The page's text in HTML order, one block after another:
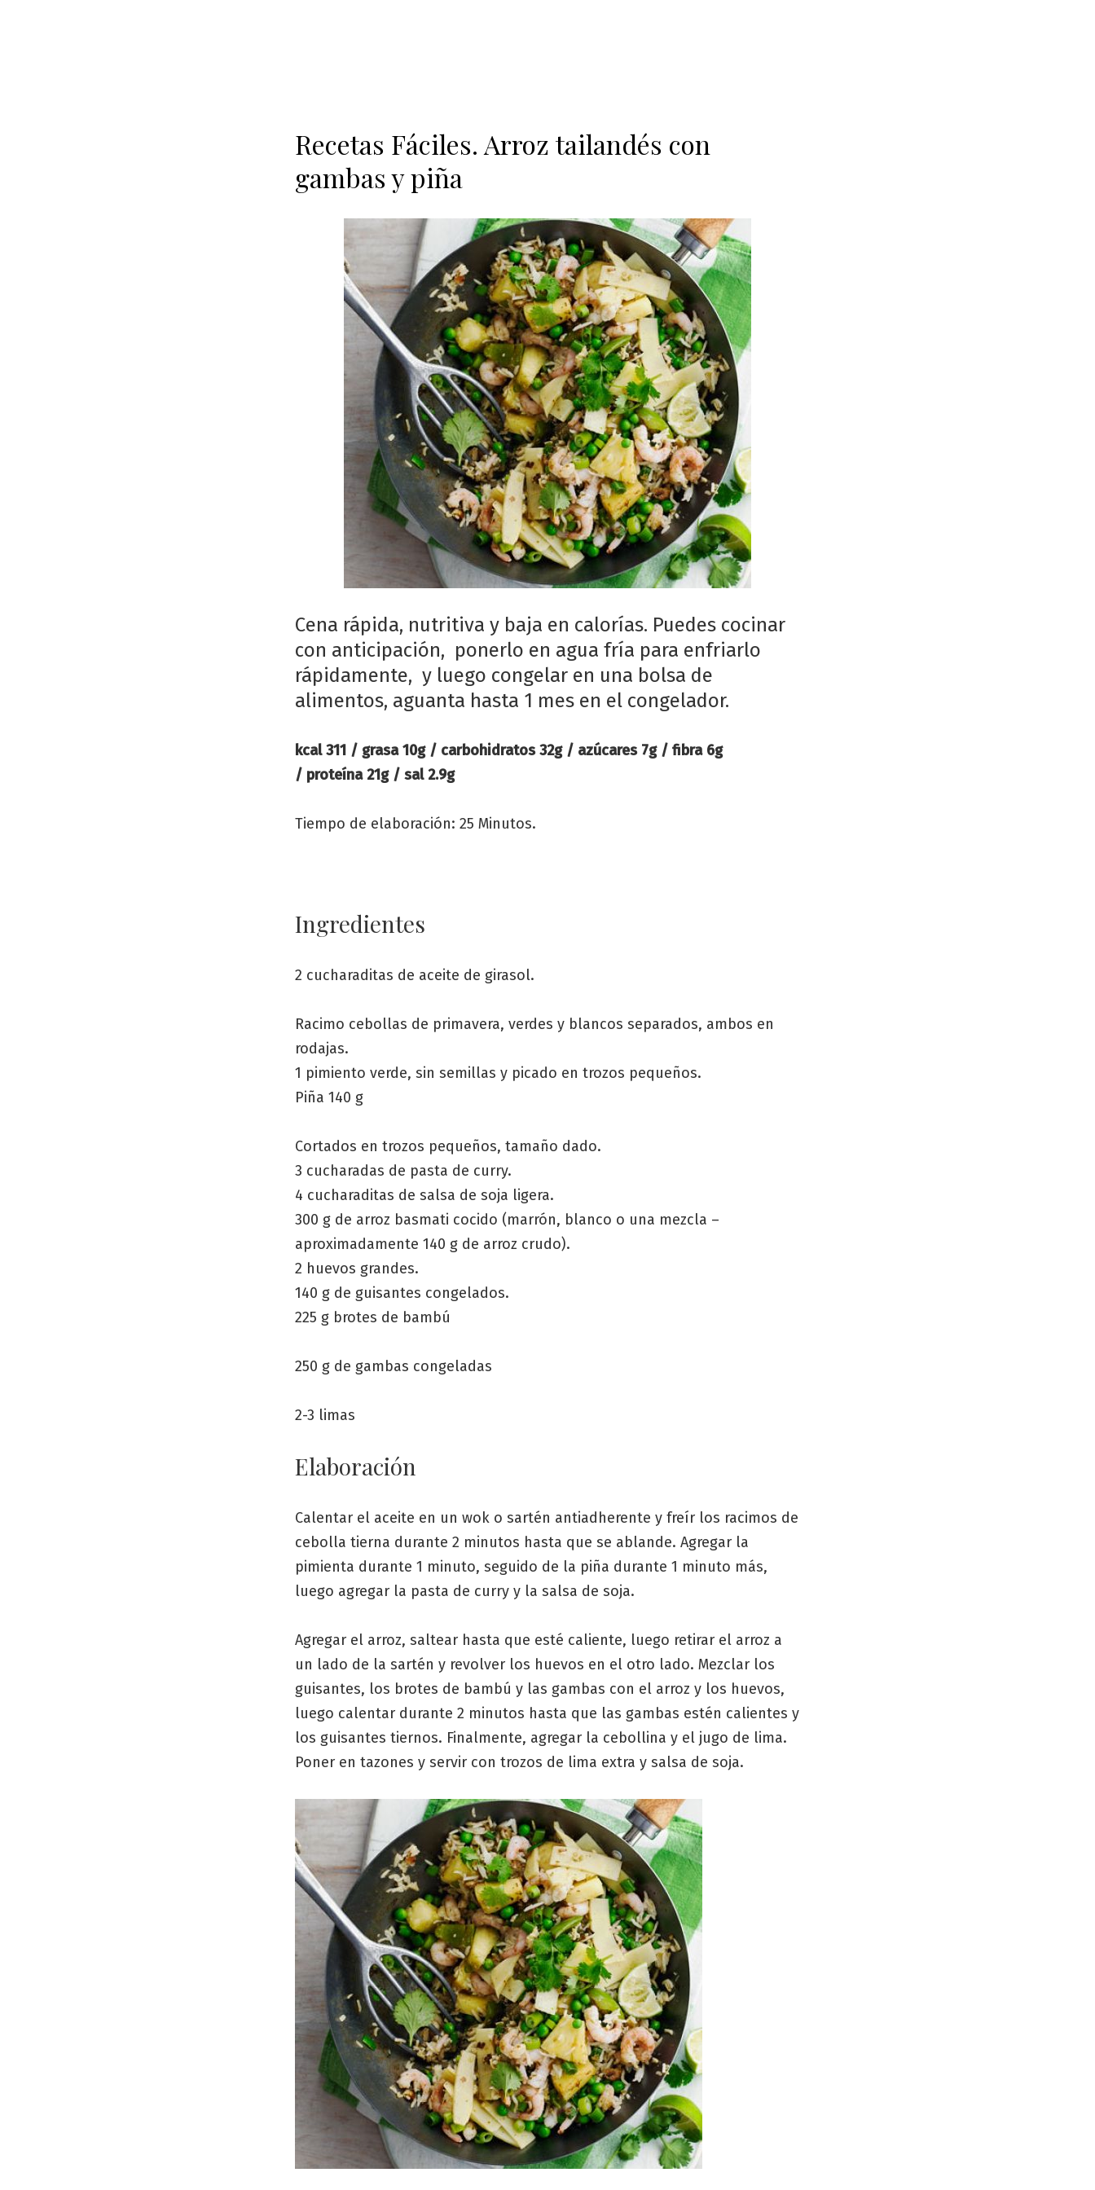
Recetas Fáciles. Arroz tailandés con
gambas y piña
Cena rápida, nutritiva y baja en calorías. Puedes cocinar
con anticipación, ponerlo en agua fría para enfriarlo
rápidamente, y luego congelar en una bolsa de
alimentos, aguanta hasta 1 mes en el congelador.
kcal 311 / grasa 10g / carbohidratos 32g / azúcares 7g / fibra 6g
/ proteína 21g / sal 2.9g
Tiempo de elaboración: 25 Minutos.
Ingredientes
2 cucharaditas de aceite de girasol.
Racimo cebollas de primavera, verdes y blancos separados, ambos en
rodajas.
1 pimiento verde, sin semillas y picado en trozos pequeños.
Piña 140 g
Cortados en trozos pequeños, tamaño dado.
3 cucharadas de pasta de curry.
4 cucharaditas de salsa de soja ligera.
300 g de arroz basmati cocido (marrón, blanco o una mezcla –
aproximadamente 140 g de arroz crudo).
2 huevos grandes.
140 g de guisantes congelados.
225 g brotes de bambú
250 g de gambas congeladas
2-3 limas
Elaboración
Calentar el aceite en un wok o sartén antiadherente y freír los racimos de
cebolla tierna durante 2 minutos hasta que se ablande. Agregar la
pimienta durante 1 minuto, seguido de la piña durante 1 minuto más,
luego agregar la pasta de curry y la salsa de soja.
Agregar el arroz, saltear hasta que esté caliente, luego retirar el arroz a
un lado de la sartén y revolver los huevos en el otro lado. Mezclar los
guisantes, los brotes de bambú y las gambas con el arroz y los huevos,
luego calentar durante 2 minutos hasta que las gambas estén calientes y
los guisantes tiernos. Finalmente, agregar la cebollina y el jugo de lima.
Poner en tazones y servir con trozos de lima extra y salsa de soja.